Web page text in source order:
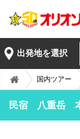
出発地を選択
国内ツアー
民宿 八重岳